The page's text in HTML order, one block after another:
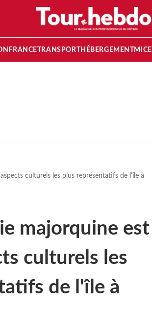
FRANCETRANSPORT HÉBERGEMENTMICE
culturels les plus représentatifs de l'île à
majorquine est
culturels les
de l'île à